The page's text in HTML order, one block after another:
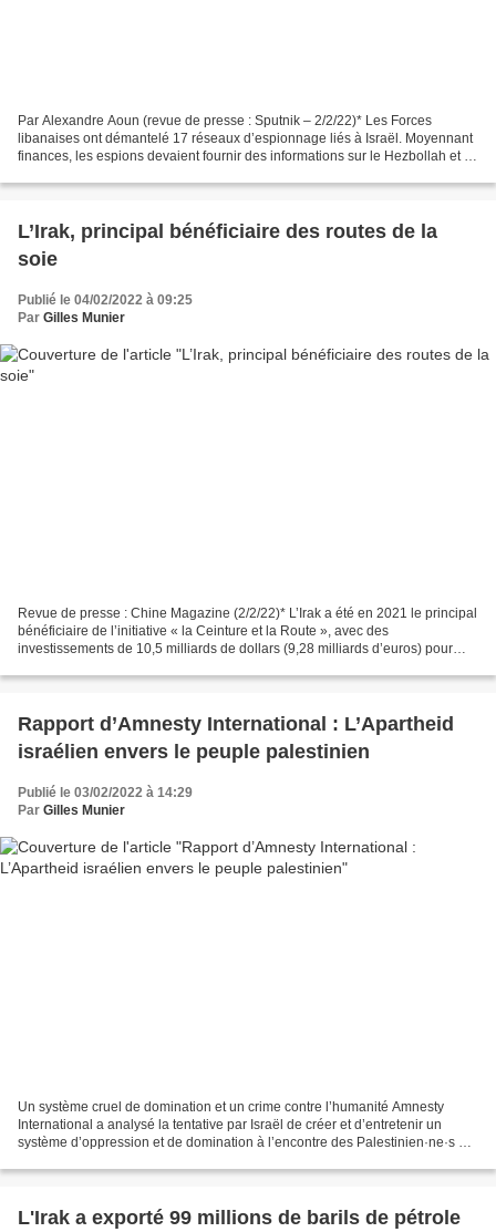
Par Alexandre Aoun (revue de presse : Sputnik – 2/2/22)* Les Forces
libanaises ont démantelé 17 réseaux d’espionnage liés à Israël. Moyennant
finances, les espions devaient fournir des informations sur le Hezbollah et le
L’Irak, principal bénéficiaire des routes de la
soie
Publié le 04/02/2022 à 09:25
Par Gilles Munier
Revue de presse : Chine Magazine (2/2/22)* L’Irak a été en 2021 le principal
bénéficiaire de l’initiative « la Ceinture et la Route », avec des
investissements de 10,5 milliards de dollars (9,28 milliards d’euros) pour
Rapport d’Amnesty International : L’Apartheid
israélien envers le peuple palestinien
Publié le 03/02/2022 à 14:29
Par Gilles Munier
Un système cruel de domination et un crime contre l’humanité Amnesty
International a analysé la tentative par Israël de créer et d’entretenir un
système d’oppression et de domination à l’encontre des Palestinien·ne·s et
L'Irak a exporté 99 millions de barils de pétrole